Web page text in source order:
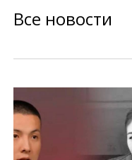
Все новости